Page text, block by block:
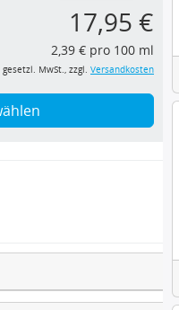
17,95 €
2,39 € pro 100 ml
MwSt., zzgl. Versandkosten